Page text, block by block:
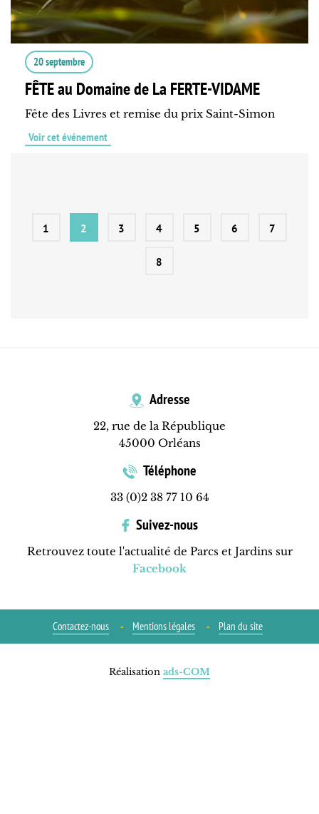
20 septembre
FÊTE au Domaine de La FERTE-VIDAME
Fête des Livres et remise du prix Saint-Simon
Voir cet événement
1 2 3 4 5 6 7
8
Adresse
22, rue de la République
45000 Orléans
Téléphone
33 (0)2 38 77 10 64
Suivez-nous
Retrouvez toute l'actualité de Parcs et Jardins sur
Facebook
Contactez-nous Mentions légales Plan du site
Réalisation ads-COM